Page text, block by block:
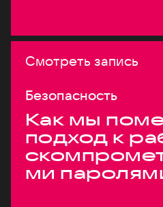
Смотреть запись
Безопасность
Как мы
подход к
ми